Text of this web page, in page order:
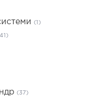
(1)
(37)